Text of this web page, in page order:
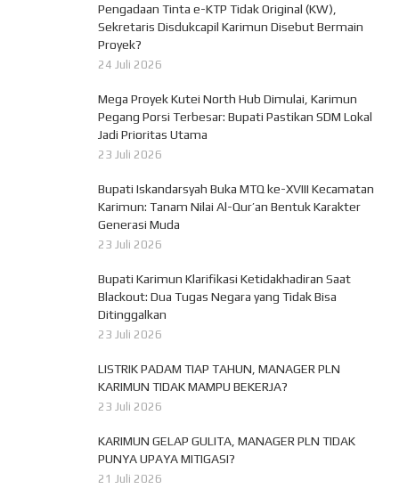
Pengadaan Tinta e-KTP Tidak Original (KW),
Sekretaris Disdukcapil Karimun Disebut Bermain
Proyek?
24 Juli 2026
Mega Proyek Kutei North Hub Dimulai, Karimun
Pegang Porsi Terbesar: Bupati Pastikan SDM Lokal
Jadi Prioritas Utama
23 Juli 2026
Bupati Iskandarsyah Buka MTQ ke-XVIII Kecamatan
Karimun: Tanam Nilai Al-Qur’an Bentuk Karakter
Generasi Muda
23 Juli 2026
Bupati Karimun Klarifikasi Ketidakhadiran Saat
Blackout: Dua Tugas Negara yang Tidak Bisa
Ditinggalkan
23 Juli 2026
LISTRIK PADAM TIAP TAHUN, MANAGER PLN
KARIMUN TIDAK MAMPU BEKERJA?
23 Juli 2026
KARIMUN GELAP GULITA, MANAGER PLN TIDAK
PUNYA UPAYA MITIGASI?
21 Juli 2026